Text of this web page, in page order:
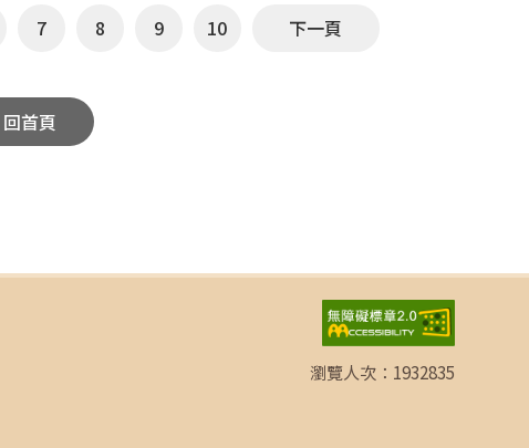
7 8 9 10 下一頁
回首頁
瀏覽人次： 1932835